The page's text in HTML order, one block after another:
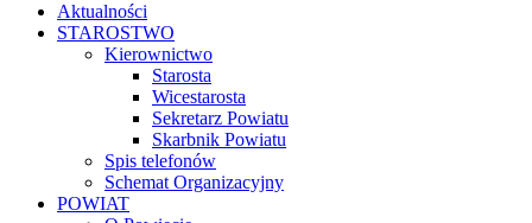
Aktualności
STAROSTWO
Kierownictwo
Starosta
Wicestarosta
Sekretarz Powiatu
Skarbnik Powiatu
Spis telefonów
Schemat Organizacyjny
POWIAT